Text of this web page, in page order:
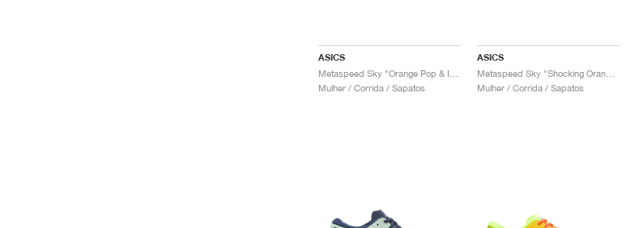
ASICS
Mulher / Corrida / Sapatos
ASICS
Metaspeed Sky "Shocking Orange"
Mulher / Corrida / Sapatos